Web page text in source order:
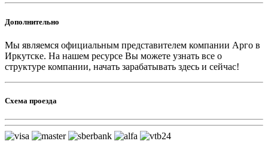
Дополнительно
Мы являемся официальным представителем компании Арго в
Иркутске. На нашем ресурсе Вы можете узнать все о
структуре компании, начать зарабатывать здесь и сейчас!
Схема проезда